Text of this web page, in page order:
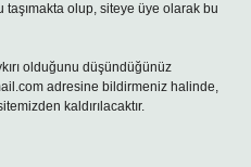
taşımakta olup, siteye üye olarak bu
olduğunu düşündüğünüz
adresine bildirmeniz halinde,
kaldırılacaktır.